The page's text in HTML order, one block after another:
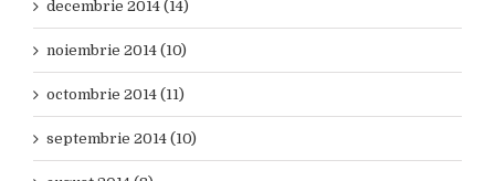
decembrie 2014 (14)
noiembrie 2014 (10)
octombrie 2014 (11)
septembrie 2014 (10)